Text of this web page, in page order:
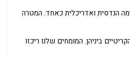
הנדסית ואדריכלית כאחד. המטרה
ביניהן. המומחים שלנו ריכזו